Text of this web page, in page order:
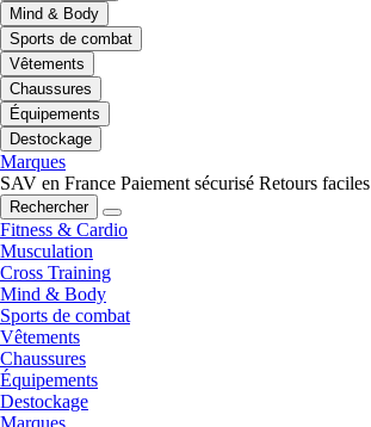
Mind & Body
Sports de combat
Vêtements
Chaussures
Équipements
Destockage
Marques
SAV en France Paiement sécurisé Retours faciles
Rechercher
Fitness & Cardio
Musculation
Cross Training
Mind & Body
Sports de combat
Vêtements
Chaussures
Équipements
Destockage